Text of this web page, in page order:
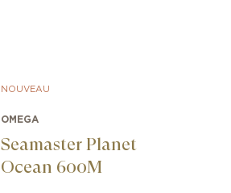
NOUVEAU
OMEGA
Seamaster Planet
Ocean 600M